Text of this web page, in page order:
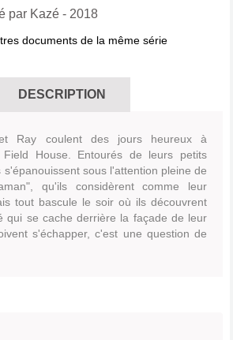
par Kazé - 2018
documents de la même série
DESCRIPTION
Ray coulent des jours heureux à
Field House. Entourés de leurs petits
sous l'attention pleine de
qu'ils considèrent comme leur
tout bascule le soir où ils découvrent
qui se cache derrière la façade de leur
s'échapper, c'est une question de